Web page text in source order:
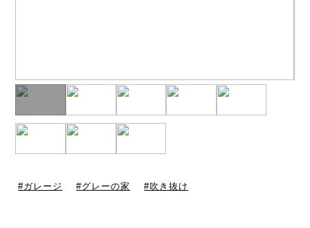
ガレージ グレーの家 吹き抜け